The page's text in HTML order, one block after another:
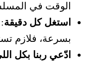
الوقت في
استغل كل دقيقة
بسرعة، فلازم
ادّعي ربنا بكل